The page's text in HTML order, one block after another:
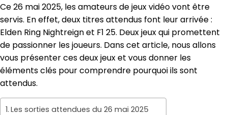
Ce 26 mai 2025, les amateurs de jeux vidéo vont être
servis. En effet, deux titres attendus font leur arrivée :
Elden Ring Nightreign et F1 25. Deux jeux qui promettent
de passionner les joueurs. Dans cet article, nous allons
vous présenter ces deux jeux et vous donner les
éléments clés pour comprendre pourquoi ils sont
attendus.
Les sorties attendues du 26 mai 2025